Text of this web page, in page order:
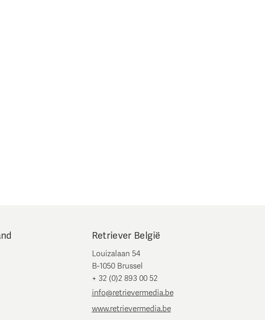
Retriever België
Louizalaan 54
B-1050 Brussel
+ 32 (0)2 893 00 52
info@retrievermedia.be
www.retrievermedia.be